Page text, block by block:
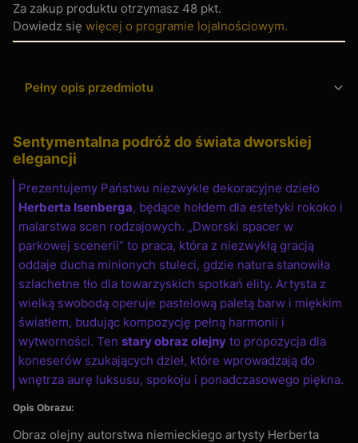
Za zakup produktu otrzymasz 48 pkt.
Dowiedz się więcej o programie lojalnościowym.
Pełny opis przedmiotu
Sentymentalna podróż do świata dworskiej
elegancji
Prezentujemy Państwu niezwykle dekoracyjne dzieło
Herberta Isenberga, będące hołdem dla estetyki rokoko i
malarstwa scen rodzajowych. „Dworski spacer w
parkowej scenerii” to praca, która z niezwykłą gracją
oddaje ducha minionych stuleci, gdzie natura stanowiła
szlachetne tło dla towarzyskich spotkań elity. Artysta z
wielką swobodą operuje pastelową paletą barw i miękkim
światłem, budując kompozycję pełną harmonii i
wytworności. Ten stary obraz olejny to propozycja dla
koneserów szukających dzieł, które wprowadzają do
wnętrza aurę luksusu, spokoju i ponadczasowego piękna.
Opis Obrazu:
Obraz olejny autorstwa niemieckiego artysty Herberta